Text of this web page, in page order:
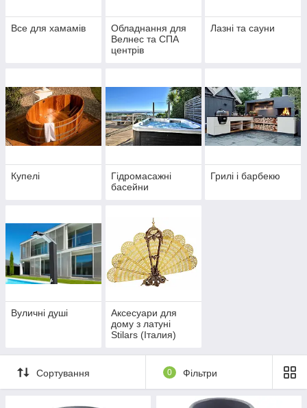
Все для хамамів
Обладнання для
Велнес та СПА
центрів
Лазні та сауни
Купелі
Гідромасажні
басейни
Грилі і барбекю
Вуличні душі
Аксесуари для
дому з латуні
Stilars (Італия)
Сортування 0 Фільтри